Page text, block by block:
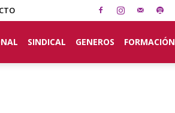
SINDICAL GENEROS FORMACIÓN